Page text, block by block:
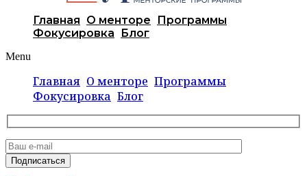
Главная О менторе
Программы
Фокусировка
Блог
Menu
Главная О менторе Программы
Фокусировка Блог